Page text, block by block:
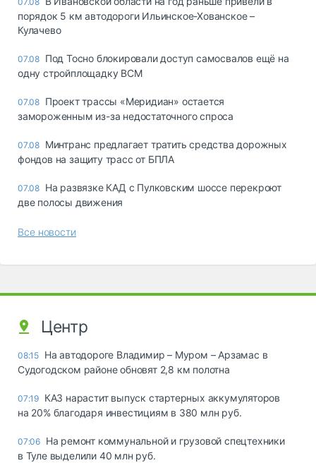
порядок 5 км автодороги Ильинское-Хованское –
Кулачево
07.08 Под Тосно блокировали доступ самосвалов ещё на
одну стройплощадку ВСМ
07.08 Проект трассы «Меридиан» остается
замороженным из-за недостаточного спроса
07.08 Минтранс предлагает тратить средства дорожных
фондов на защиту трасс от БПЛА
07.08 На развязке КАД с Пулковским шоссе перекроют
две полосы движения
Все новости
Центр
08:15 На автодороге Владимир – Муром – Арзамас в
Судогодском районе обновят 2,8 км полотна
07:19 КАЗ нарастит выпуск стартерных аккумуляторов
на 20% благодаря инвестициям в 380 млн руб.
07:06 На ремонт коммунальной и грузовой спецтехники
в Туле выделили 40 млн руб.